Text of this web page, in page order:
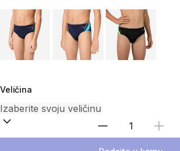
Choose a variant
Veličina
Izaberi